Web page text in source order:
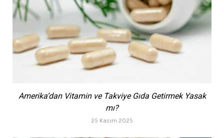
Amerika’dan Vitamin ve Takviye Gıda Getirmek Yasak
mı?
25 Kasım 2025